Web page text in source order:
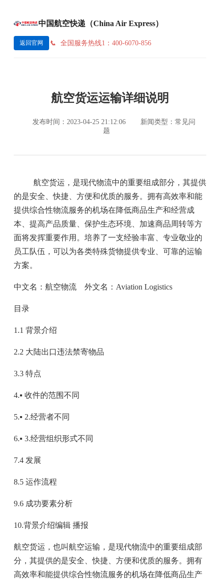
中国航空快递（China Air Express）
返回官网 全国服务热线1：400-6070-856
航空货运运输详细说明
发布时间：2023-04-25 21:12:06
新闻类型：常见问
题
航空货运，是现代物流中的重要组成部分，其提供
的是安全、快捷、方便和优质的服务。拥有高效率和能
提供综合性物流服务的机场在降低商品生产和经营成
本、提高产品质量、保护生态环境、加速商品周转等方
面将发挥重要作用。培养了一支经验丰富、专业敬业的
员工队伍，可以为各类特殊货物提供专业、可靠的运输
方案。
中文名：航空物流 外文名：Aviation Logistics
目录
1.1 背景介绍
2.2 大陆出口违法禁寄物品
3.3 特点
4.▪ 收件的范围不同
5.▪ 2.经营者不同
6.▪ 3.经营组织形式不同
7.4 发展
8.5 运作流程
9.6 成功要素分析
10.背景介绍编辑 播报
航空货运，也叫航空运输，是现代物流中的重要组成部
分，其提供的是安全、快捷、方便和优质的服务。拥有
高效率和能提供综合性物流服务的机场在降低商品生产